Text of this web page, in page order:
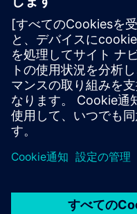
リソースと
必要条件
なし